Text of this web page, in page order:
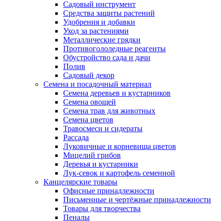
Садовый инструмент
Средства защиты растений
Удобрения и добавки
Уход за растениями
Металлические грядки
Противогололедные реагенты
Обустройство сада и дачи
Полив
Садовый декор
Семена и посадочный материал
Семена деревьев и кустарников
Семена овощей
Семена трав для животных
Семена цветов
Травосмеси и сидераты
Рассада
Луковичные и корневища цветов
Мицелий грибов
Деревья и кустарники
Лук-севок и картофель семенной
Канцелярские товары
Офисные принадлежности
Письменные и чертёжные принадлежности
Товары для творчества
Пеналы